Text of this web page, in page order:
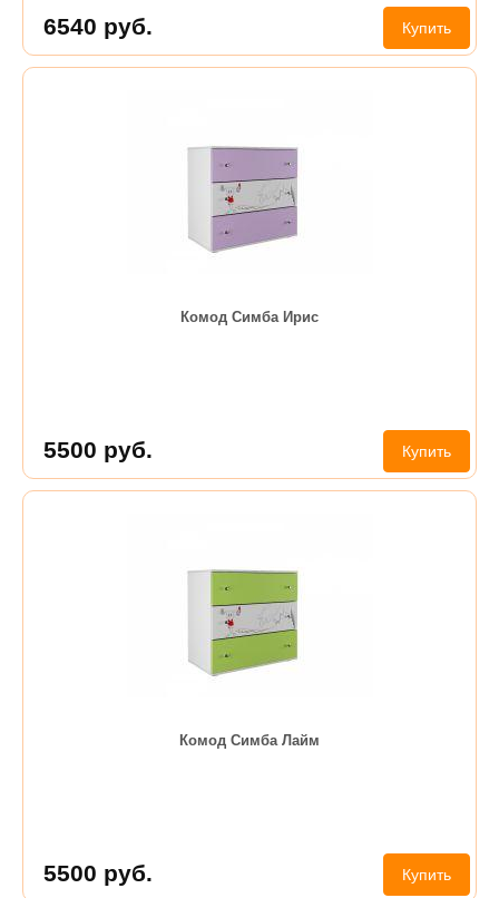
6540 руб. Купить
Комод Симба Ирис
5500 руб. Купить
Комод Симба Лайм
5500 руб. Купить